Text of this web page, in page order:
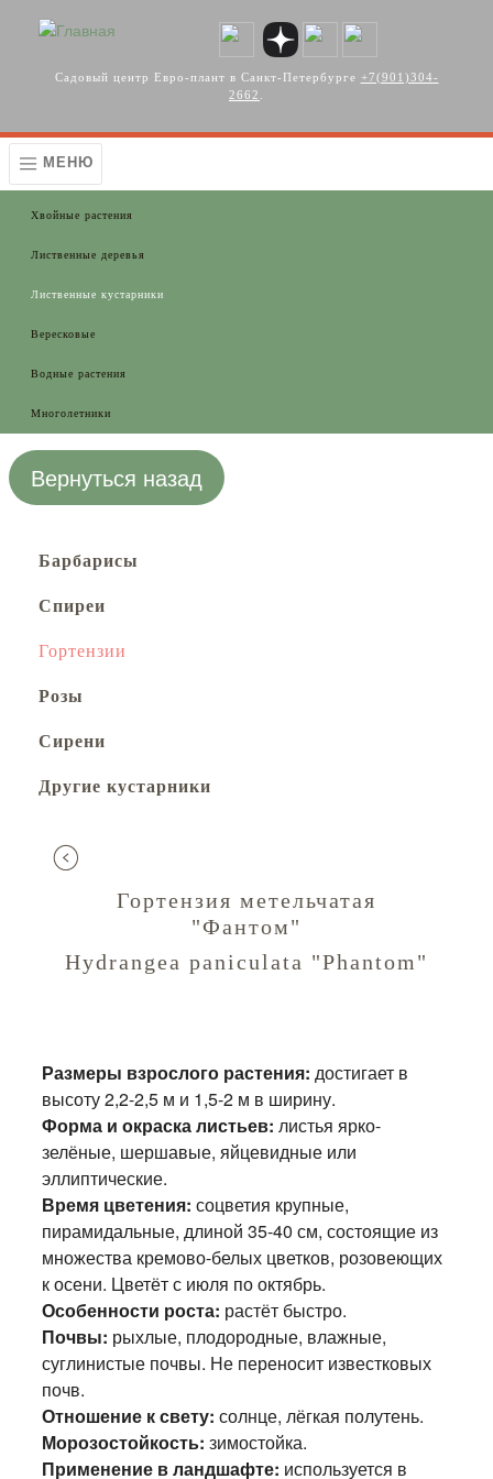
Садовый центр Евро-плант в Санкт-Петербурге +7(901)304-
2662
МЕНЮ
Хвойные растения
Лиственные деревья
Лиственные кустарники
Вересковые
Водные растения
Многолетники
Вернуться назад
Барбарисы
Спиреи
Гортензии
Розы
Сирени
Другие кустарники
Гортензия метельчатая
"Фантом"
Hydrangea paniculata "Phantom"
Размеры взрослого растения: достигает в
высоту 2,2-2,5 м и 1,5-2 м в ширину.
Форма и окраска листьев: листья ярко-
зелёные, шершавые, яйцевидные или
эллиптические.
Время цветения: соцветия крупные,
пирамидальные, длиной 35-40 см, состоящие из
множества кремово-белых цветков, розовеющих
к осени. Цветёт с июля по октябрь.
Особенности роста: растёт быстро.
Почвы: рыхлые, плодородные, влажные,
суглинистые почвы. Не переносит известковых
почв.
Отношение к свету: солнце, лёгкая полутень.
Морозостойкость: зимостойка.
Применение в ландшафте: используется в